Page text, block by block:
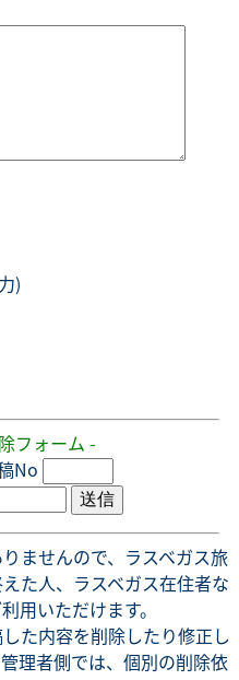
)
フォーム -
No
ませんので、ラスベガス旅
た人、ラスベガス在住者な
用いただけます。
た内容を削除したり修正し
理者側では、個別の削除依